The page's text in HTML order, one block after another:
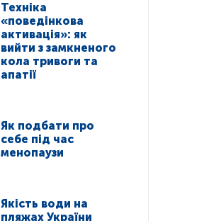
Техніка
«поведінкова
активація»: як
вийти з замкненого
кола тривоги та
апатії
Як подбати про
себе під час
менопаузи
Якість води на
пляжах України